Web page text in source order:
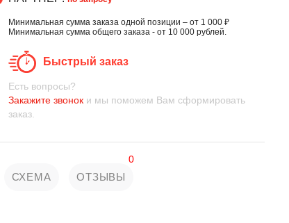
Минимальная сумма заказа одной позиции – от 1 000 ₽
Минимальная сумма общего заказа - от 10 000 рублей.
Быстрый заказ
Есть вопросы?
Закажите звоноки мы поможем Вам сформировать
заказ.
СХЕМА ОТЗЫВЫ
0